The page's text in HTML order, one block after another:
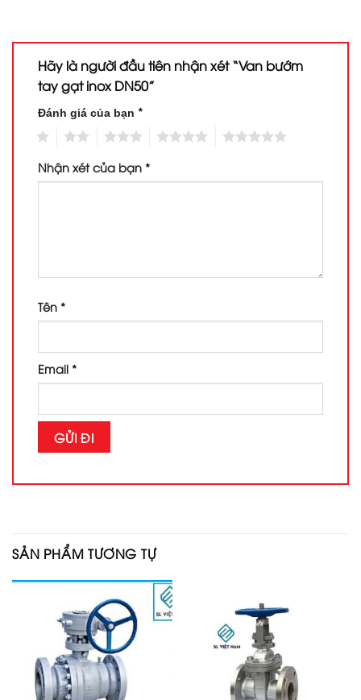
Hãy là người đầu tiên nhận xét “Van bướm
tay gạt inox DN50”
Đánh giá của bạn *
Nhận xét của bạn *
Tên *
Email *
SẢN PHẨM TƯƠNG TỰ